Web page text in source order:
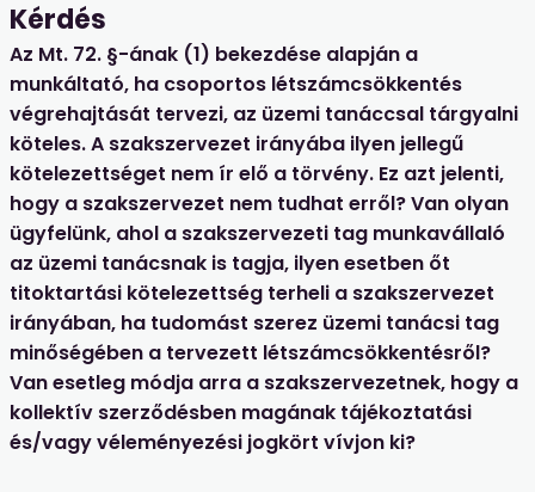
Kérdés
Az Mt. 72. §-ának (1) bekezdése alapján a
munkáltató, ha csoportos létszámcsökkentés
végrehajtását tervezi, az üzemi tanáccsal tárgyalni
köteles. A szakszervezet irányába ilyen jellegű
kötelezettséget nem ír elő a törvény. Ez azt jelenti,
hogy a szakszervezet nem tudhat erről? Van olyan
ügyfelünk, ahol a szakszervezeti tag munkavállaló
az üzemi tanácsnak is tagja, ilyen esetben őt
titoktartási kötelezettség terheli a szakszervezet
irányában, ha tudomást szerez üzemi tanácsi tag
minőségében a tervezett létszámcsökkentésről?
Van esetleg módja arra a szakszervezetnek, hogy a
kollektív szerződésben magának tájékoztatási
és/vagy véleményezési jogkört vívjon ki?